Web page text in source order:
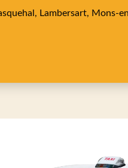
Lambersart, Mons-